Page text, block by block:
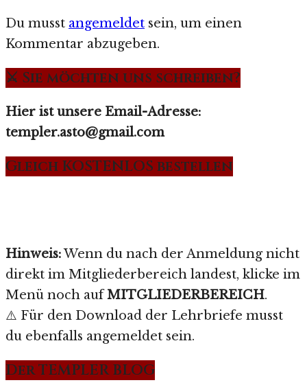
Du musst angemeldet sein, um einen
Kommentar abzugeben.
⚔️ Sie möchten uns schreiben?
Hier ist unsere Email-Adresse:
templer.asto@gmail.com
Gleich KOSTENLOS bestellen
Hinweis:Wenn du nach der Anmeldung nicht
direkt im Mitgliederbereich landest, klicke im
Menü noch aufMITGLIEDERBEREICH.
⚠️ Für den Download der Lehrbriefe musst
du ebenfalls angemeldet sein.
Der TEMPLER BLOG